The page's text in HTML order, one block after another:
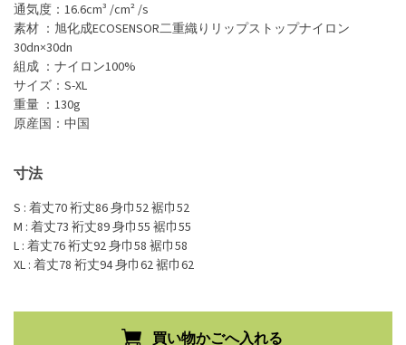
通気度：16.6cm³ /cm² /s
素材 ：旭化成ECOSENSOR二重織りリップストップナイロン
30dn×30dn
組成 ：ナイロン100%
サイズ：S-XL
重量 ：130g
原産国：中国
寸法
S : 着丈70 裄丈86 身巾52 裾巾52
M : 着丈73 裄丈89 身巾55 裾巾55
L : 着丈76 裄丈92 身巾58 裾巾58
XL : 着丈78 裄丈94 身巾62 裾巾62